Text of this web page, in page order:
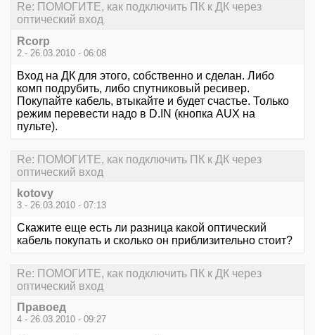
Re: ПОМОГИТЕ, как подключить ПК к ДК через
оптический вход
Rcorp
2 - 26.03.2010 - 06:08
Вход на ДК для этого, собственно и сделан. Либо
комп подрубить, либо спутниковый ресивер.
Покупайте кабель, втыкайте и будет счастье. Только
режим перевести надо в D.IN (кнопка AUX на
пульте).
Re: ПОМОГИТЕ, как подключить ПК к ДК через
оптический вход
kotovy
3 - 26.03.2010 - 07:13
Скажите еще есть ли разница какой оптический
кабель покупать и сколько он приблизительно стоит?
Re: ПОМОГИТЕ, как подключить ПК к ДК через
оптический вход
Правоед
4 - 26.03.2010 - 09:27